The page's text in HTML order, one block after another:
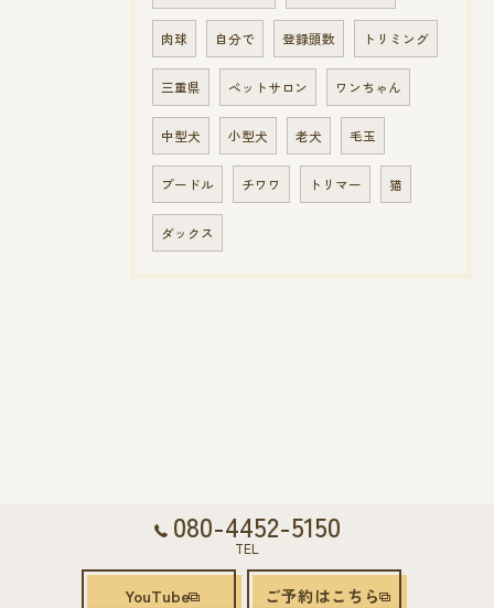
肉球 自分で 登録頭数 トリミング
三重県 ペットサロン ワンちゃん
中型犬 小型犬 老犬 毛玉
プードル チワワ トリマー 猫
ダックス
080-4452-5150
TEL
YouTube ご予約はこちら